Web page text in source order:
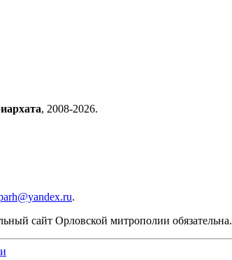
, 2008-2026.
.
сайт Орловской митрополии обязательна.